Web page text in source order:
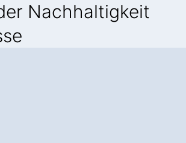
Nachhaltigkeit